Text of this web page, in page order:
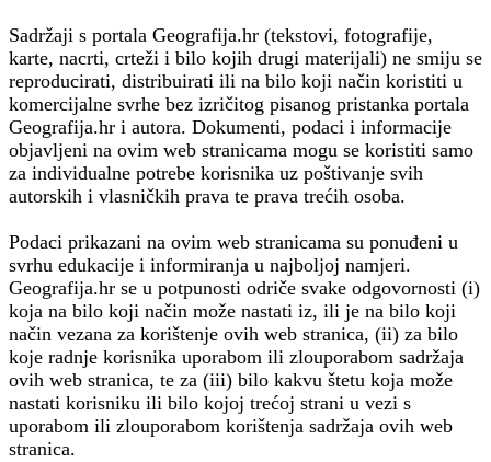
Sadržaji s portala Geografija.hr (tekstovi, fotografije,
karte, nacrti, crteži i bilo kojih drugi materijali) ne smiju se
reproducirati, distribuirati ili na bilo koji način koristiti u
komercijalne svrhe bez izričitog pisanog pristanka portala
Geografija.hr i autora. Dokumenti, podaci i informacije
objavljeni na ovim web stranicama mogu se koristiti samo
za individualne potrebe korisnika uz poštivanje svih
autorskih i vlasničkih prava te prava trećih osoba.
Podaci prikazani na ovim web stranicama su ponuđeni u
svrhu edukacije i informiranja u najboljoj namjeri.
Geografija.hr se u potpunosti odriče svake odgovornosti (i)
koja na bilo koji način može nastati iz, ili je na bilo koji
način vezana za korištenje ovih web stranica, (ii) za bilo
koje radnje korisnika uporabom ili zlouporabom sadržaja
ovih web stranica, te za (iii) bilo kakvu štetu koja može
nastati korisniku ili bilo kojoj trećoj strani u vezi s
uporabom ili zlouporabom korištenja sadržaja ovih web
stranica.